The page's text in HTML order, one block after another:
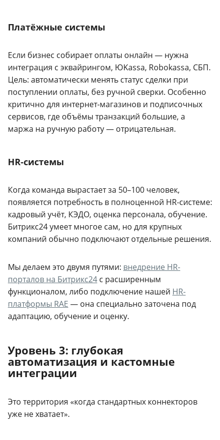
Платёжные системы
Если бизнес собирает оплаты онлайн — нужна
интеграция с эквайрингом, ЮKassa, Robokassa, СБП.
Цель: автоматически менять статус сделки при
поступлении оплаты, без ручной сверки. Особенно
критично для интернет-магазинов и подписочных
сервисов, где объёмы транзакций большие, а
маржа на ручную работу — отрицательная.
HR-системы
Когда команда вырастает за 50–100 человек,
появляется потребность в полноценной HR-системе:
кадровый учёт, КЭДО, оценка персонала, обучение.
Битрикс24 умеет многое сам, но для крупных
компаний обычно подключают отдельные решения.
Мы делаем это двумя путями: внедрение HR-
порталов на Битрикс24 с расширенным
функционалом, либо подключение нашей HR-
платформы RAE — она специально заточена под
адаптацию, обучение и оценку.
Уровень 3: глубокая
автоматизация и кастомные
интеграции
Это территория «когда стандартных коннекторов
уже не хватает».